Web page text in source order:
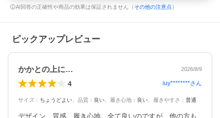
AI回答の正確性や商品の効果は保証されません（ その他の注意点 ）
ピックアップレビュー
かかとの上に… 2026/8/9
4 iuy********さん
サイズ ： ちょうどよい 品質 ： 良い 履き心地 ： 良い 履きやすさ ： 普通
デザイン、質感、履き心地、全て良いのですが、他の方も